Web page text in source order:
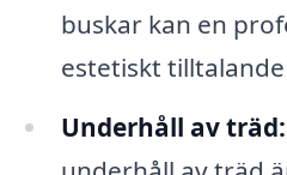
buskar kan en
estetiskt
Underhåll av träd: